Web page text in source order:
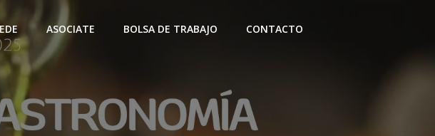
ASOCIATE BOLSA DE TRABAJO CONTACTO